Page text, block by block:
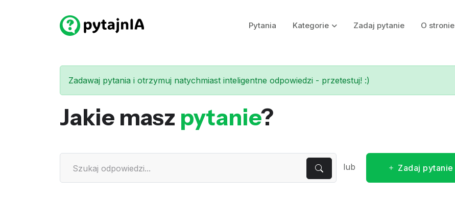
Pytania Kategorie Zadaj pytanie O stronie
Zadawaj pytania i otrzymuj natychmiast inteligentne odpowiedzi - przetestuj! :)
Jakie masz pytanie?
lub Zadaj pytanie